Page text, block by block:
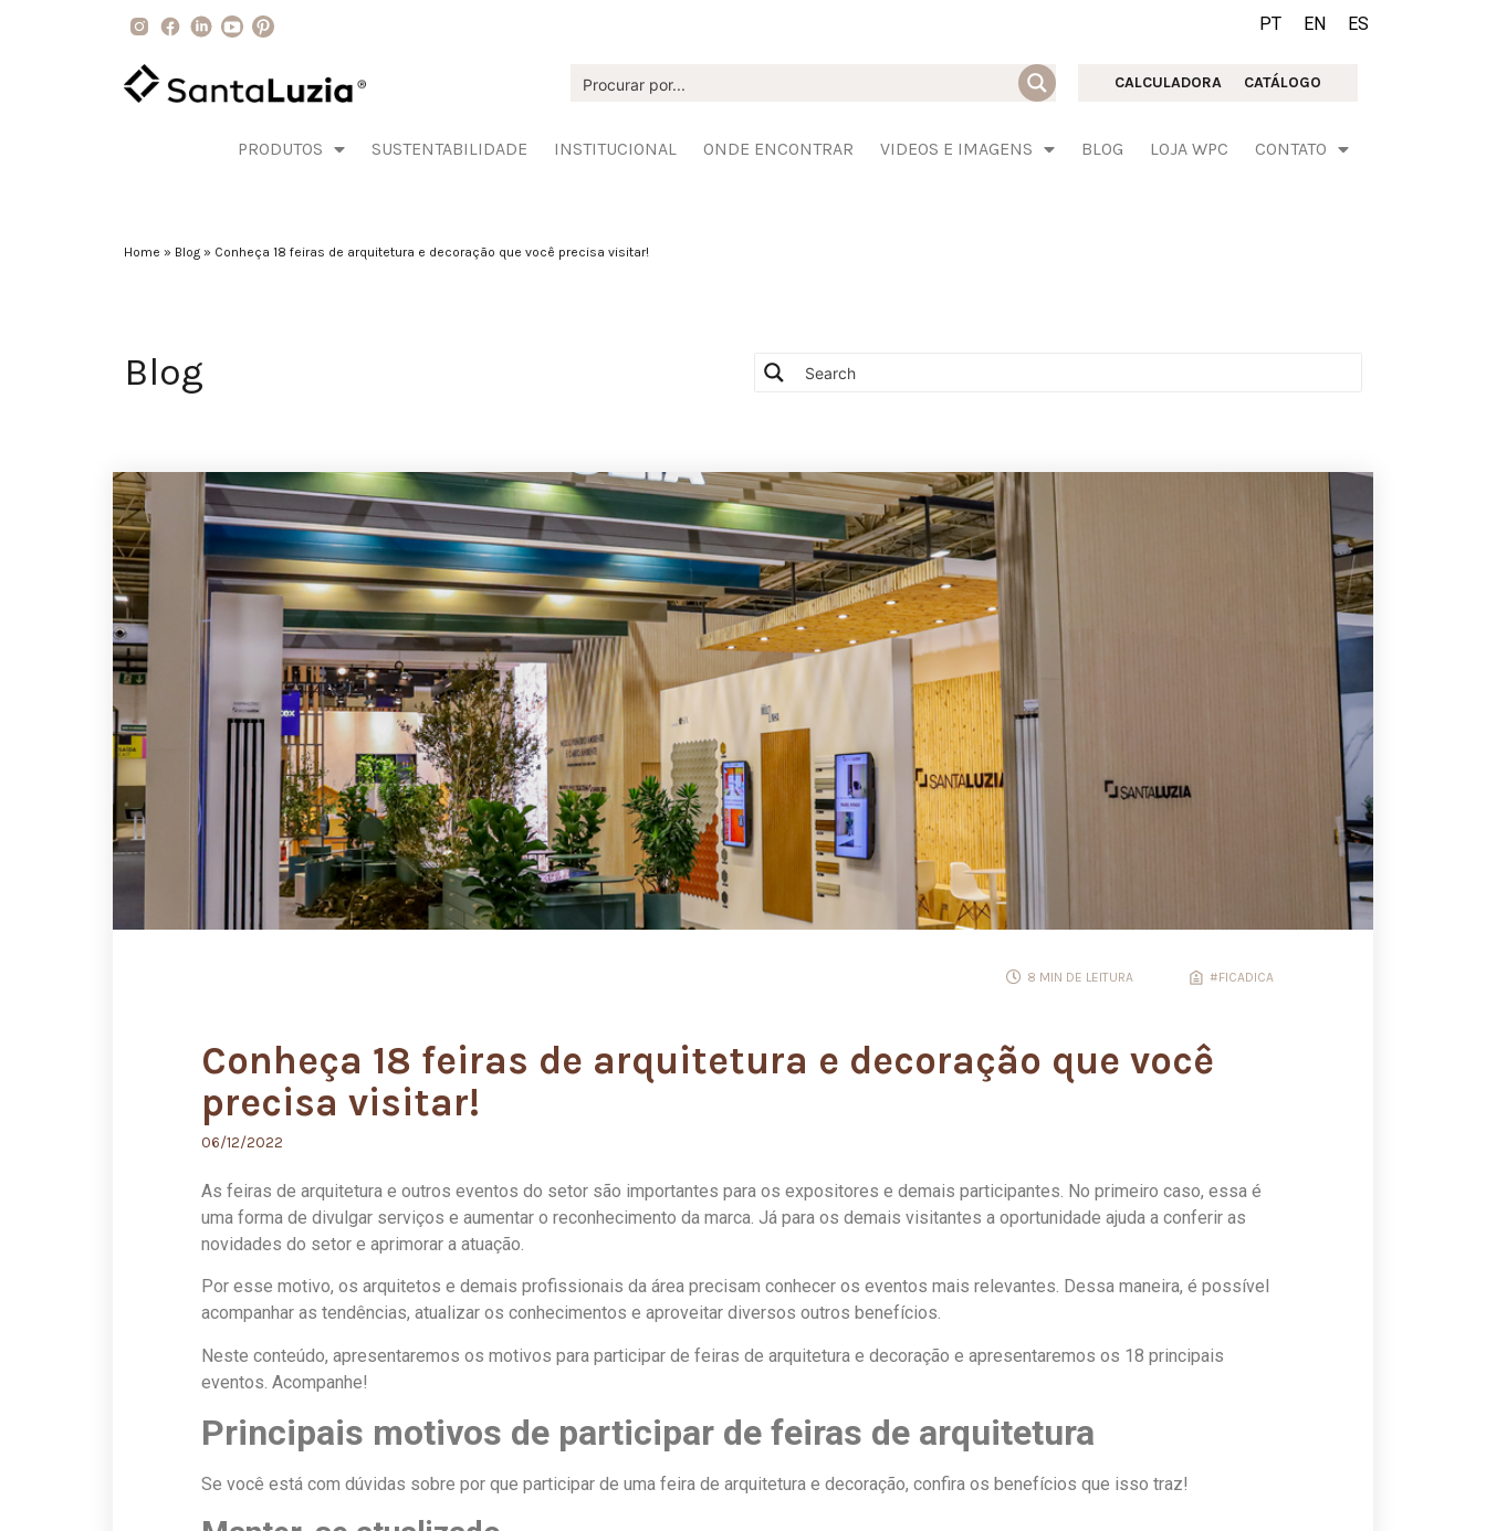
PT EN ES
CALCULADORA CATÁLOGO
PRODUTOS SUSTENTABILIDADE INSTITUCIONAL ONDE ENCONTRAR VIDEOS E IMAGENS BLOG LOJA WPC CONTATO
Home » Blog » Conheça 18 feiras de arquitetura e decoração que você precisa visitar!
Blog
8 MIN DE LEITURA #FICADICA
Conheça 18 feiras de arquitetura e decoração que você
precisa visitar!
06/12/2022
As feiras de arquitetura e outros eventos do setor são importantes para os expositores e demais participantes. No primeiro caso, essa é
uma forma de divulgar serviços e aumentar o reconhecimento da marca. Já para os demais visitantes a oportunidade ajuda a conferir as
novidades do setor e aprimorar a atuação.
Por esse motivo, os arquitetos e demais profissionais da área precisam conhecer os eventos mais relevantes. Dessa maneira, é possível
acompanhar as tendências, atualizar os conhecimentos e aproveitar diversos outros benefícios.
Neste conteúdo, apresentaremos os motivos para participar de feiras de arquitetura e decoração e apresentaremos os 18 principais
eventos. Acompanhe!
Principais motivos de participar de feiras de arquitetura
Se você está com dúvidas sobre por que participar de uma feira de arquitetura e decoração, confira os benefícios que isso traz!